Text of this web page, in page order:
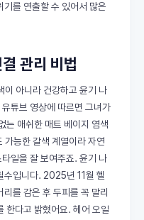
를 연출할 수 있어서 많은
관리 비법
이 아니라 건강하고 윤기 나
튜브 영상에 따르면 그녀가
는 애쉬한 매트 베이지 염색
가능한 갈색 계열이라 자연
일을 잘 보여주죠. 윤기 나
수입니다. 2025년 11월 헬
를 감은 후 두피를 꼭 말리
한다고 밝혔어요. 헤어 오일